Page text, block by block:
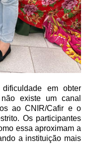
em obter
existe um canal
ao CNIR/Cafir e o
Os participantes
essa aproximam a
a instituição mais